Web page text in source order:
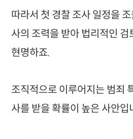
따라서 첫 경찰 조사 일정을
사의 조력을 받아 법리적인 검
현명하죠.
조직적으로 이루어지는 범죄
사를 받을 확률이 높은 사안입